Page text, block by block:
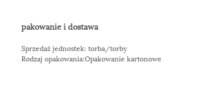
pakowanie i dostawa
Sprzedaż jednostek: torba/torby
Rodzaj opakowania:Opakowanie kartonowe